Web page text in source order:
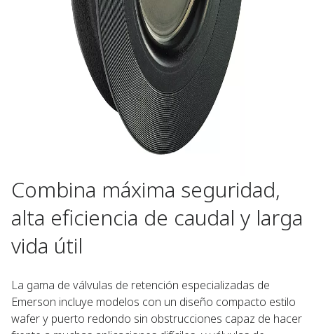
Combina máxima seguridad,
alta eficiencia de caudal y larga
vida útil
La gama de válvulas de retención especializadas de
Emerson incluye modelos con un diseño compacto estilo
wafer y puerto redondo sin obstrucciones capaz de hacer